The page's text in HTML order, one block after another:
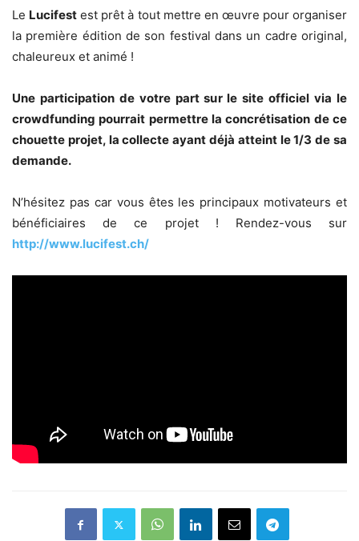
Le Lucifest est prêt à tout mettre en œuvre pour organiser
la première édition de son festival dans un cadre original,
chaleureux et animé !
Une participation de votre part sur le site officiel via le
crowdfundingpourrait permettre la concrétisation de ce
chouette projet, la collecte ayant déjà atteint le 1/3 de sa
demande.
N’hésitez pas car vous êtes les principaux motivateurs et
bénéficiaires de ce projet ! Rendez-vous sur
http://www.lucifest.ch/